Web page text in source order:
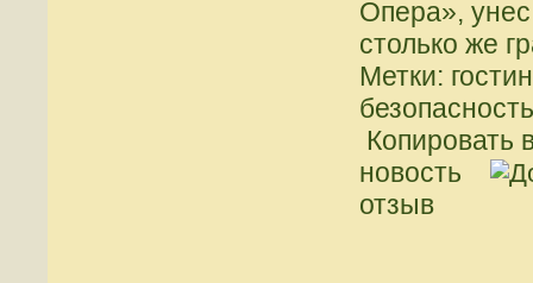
Опера»,
столько же
Метки:
безопасность
Копировать
новость
отзыв